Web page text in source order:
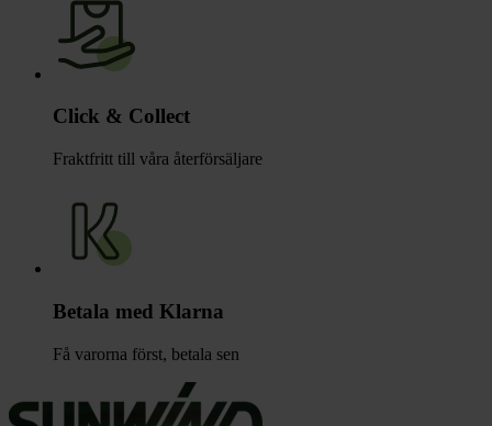
Click & Collect
Fraktfritt till våra återförsäljare
Betala med Klarna
Få varorna först, betala sen